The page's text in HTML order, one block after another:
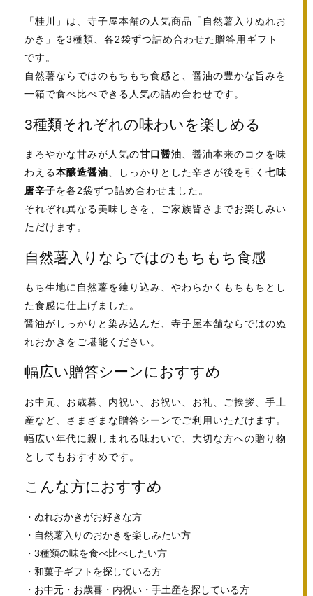
「桂川」は、寺子屋本舗の人気商品「自然薯入りぬれお
かき」を3種類、各2袋ずつ詰め合わせた贈答用ギフト
です。
自然薯ならではのもちもち食感と、醤油の豊かな旨みを
一箱で食べ比べできる人気の詰め合わせです。
3種類それぞれの味わいを楽しめる
まろやかな甘みが人気の甘口醤油 、醤油本来のコクを味
わえる本醸造醤油 、しっかりとした辛さが後を引く七味
唐辛子を各2袋ずつ詰め合わせました。
それぞれ異なる美味しさを、ご家族皆さまでお楽しみい
ただけます。
自然薯入りならではのもちもち食感
もち生地に自然薯を練り込み、やわらかくもちもちとし
た食感に仕上げました。
醤油がしっかりと染み込んだ、寺子屋本舗ならではのぬ
れおかきをご堪能ください。
幅広い贈答シーンにおすすめ
お中元、お歳暮、内祝い、お祝い、お礼、ご挨拶、手土
産など、さまざまな贈答シーンでご利用いただけます。
幅広い年代に親しまれる味わいで、大切な方への贈り物
としてもおすすめです。
こんな方におすすめ
・ぬれおかきがお好きな方
・自然薯入りのおかきを楽しみたい方
・3種類の味を食べ比べしたい方
・和菓子ギフトを探している方
・お中元・お歳暮・内祝い・手土産を探している方